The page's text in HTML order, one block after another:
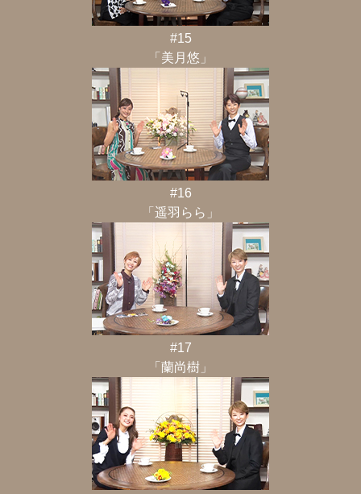
#15
「美月悠」
#16
「遥羽らら」
#17
「蘭尚樹」